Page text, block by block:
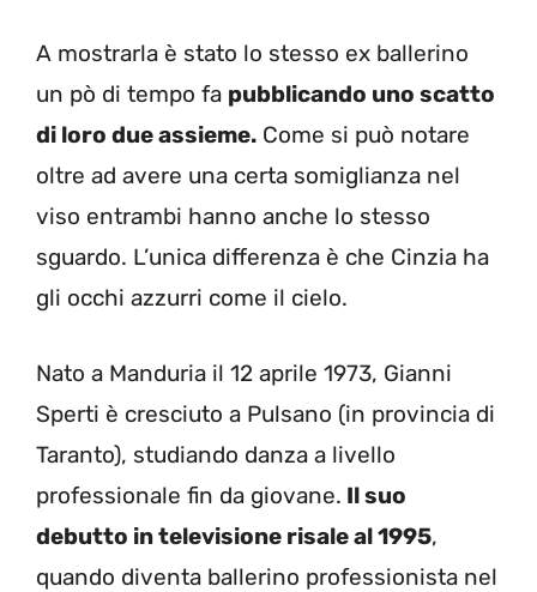
A mostrarla è stato lo stesso ex ballerino
un pò di tempo fa pubblicando uno scatto
di loro due assieme. Come si può notare
oltre ad avere una certa somiglianza nel
viso entrambi hanno anche lo stesso
sguardo. L’unica differenza è che Cinzia ha
gli occhi azzurri come il cielo.
Nato a Manduria il 12 aprile 1973, Gianni
Sperti è cresciuto a Pulsano (in provincia di
Taranto), studiando danza a livello
professionale fin da giovane. Il suo
debutto in televisione risale al 1995,
quando diventa ballerino professionista nel